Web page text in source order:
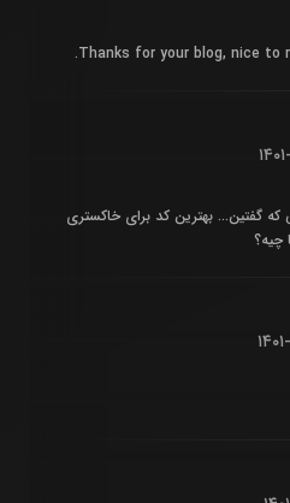
Thanks for your blog, nice to
۱۶
که گفتین… بهترین کد برای خاکستری
چیه؟
۳۰